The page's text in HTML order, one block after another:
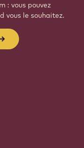
: vous pouvez
vous le souhaitez.